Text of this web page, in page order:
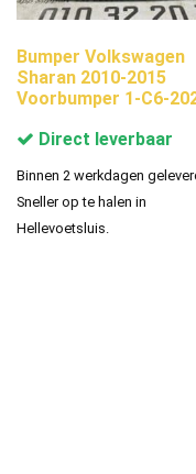
Bumper Volkswagen
Sharan 2010-2015
Voorbumper 1-C6-
Direct leverbaar
Binnen 2 werkdagen
Sneller op te halen in
Hellevoetsluis.